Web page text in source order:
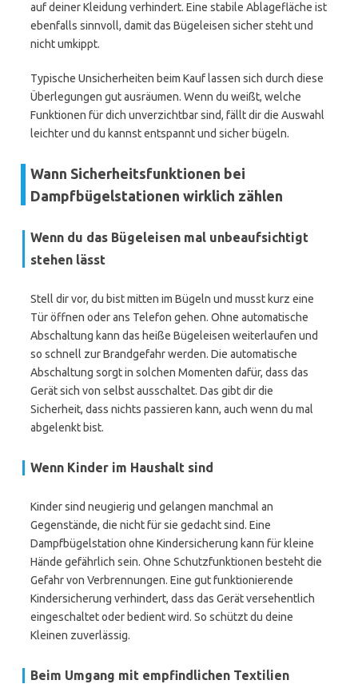
auf deiner Kleidung verhindert. Eine stabile Ablagefläche ist
ebenfalls sinnvoll, damit das Bügeleisen sicher steht und
nicht umkippt.
Typische Unsicherheiten beim Kauf lassen sich durch diese
Überlegungen gut ausräumen. Wenn du weißt, welche
Funktionen für dich unverzichtbar sind, fällt dir die Auswahl
leichter und du kannst entspannt und sicher bügeln.
Wann Sicherheitsfunktionen bei
Dampfbügelstationen wirklich zählen
Wenn du das Bügeleisen mal unbeaufsichtigt
stehen lässt
Stell dir vor, du bist mitten im Bügeln und musst kurz eine
Tür öffnen oder ans Telefon gehen. Ohne automatische
Abschaltung kann das heiße Bügeleisen weiterlaufen und
so schnell zur Brandgefahr werden. Die automatische
Abschaltung sorgt in solchen Momenten dafür, dass das
Gerät sich von selbst ausschaltet. Das gibt dir die
Sicherheit, dass nichts passieren kann, auch wenn du mal
abgelenkt bist.
Wenn Kinder im Haushalt sind
Kinder sind neugierig und gelangen manchmal an
Gegenstände, die nicht für sie gedacht sind. Eine
Dampfbügelstation ohne Kindersicherung kann für kleine
Hände gefährlich sein. Ohne Schutzfunktionen besteht die
Gefahr von Verbrennungen. Eine gut funktionierende
Kindersicherung verhindert, dass das Gerät versehentlich
eingeschaltet oder bedient wird. So schützt du deine
Kleinen zuverlässig.
Beim Umgang mit empfindlichen Textilien